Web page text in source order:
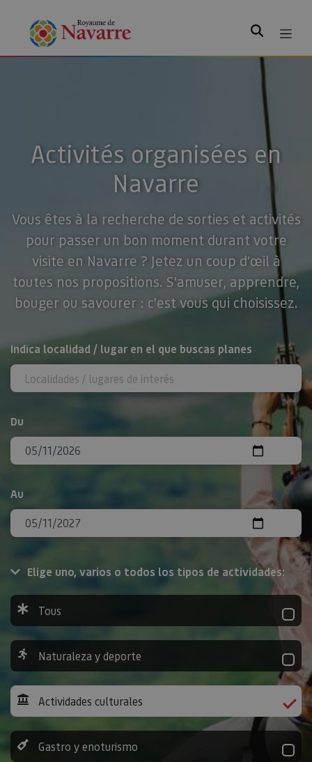
Rechercher
Activités organisées en
Navarre
Vous êtes à la recherche de sorties et activités
pour passer un bon moment durant votre
visite en Navarre ? Jetez un coup d'œil à
toutes nos propositions. S'amuser, apprendre,
bouger ou savourer : c'est vous qui choisissez.
Rechercher
Indica localidad / lugar en el que buscas planes
Du
Au
Elige uno, varios o todos los tipos de actividades:
Tous
Naturaleza y deporte
Actividades culturales
Gastro y enoturismo